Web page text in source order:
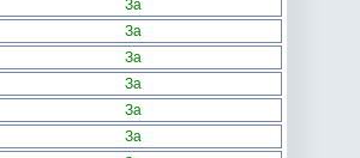
За
За
За
За
За
За